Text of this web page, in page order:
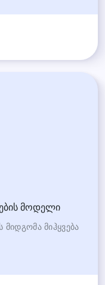
მოდელი
მიჰყვება